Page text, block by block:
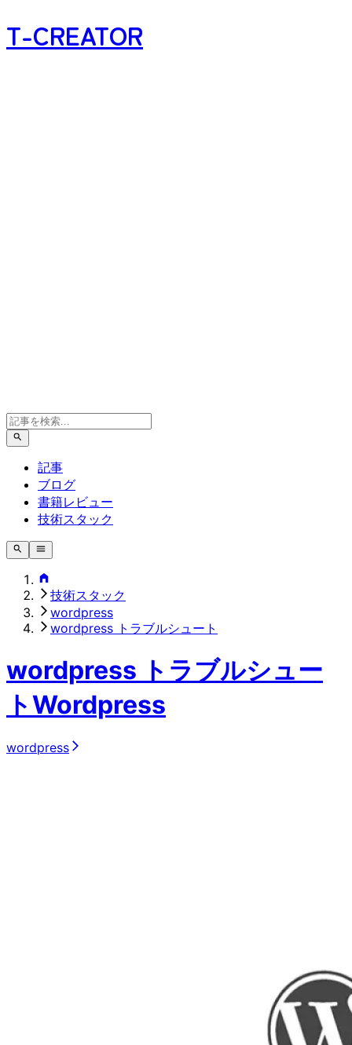
T-CREATOR
記事
ブログ
書籍レビュー
技術スタック
技術スタック
wordpress
wordpress トラブルシュート
wordpress トラブルシュー
トWordpress
wordpress